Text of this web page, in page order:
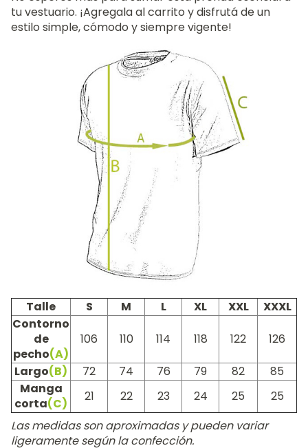
tu vestuario. ¡Agregala al carrito y disfrutá de un
estilo simple, cómodo y siempre vigente!
Talle S M L XL XXL
XXXL
Contorno
de
pecho(A)
106 110 114 118 122 126
Largo(B) 72 74 76 79 82
85
Manga
corta(C) 21 22 23 24 25
25
Las medidas son aproximadas y pueden variar
ligeramente según la confección.